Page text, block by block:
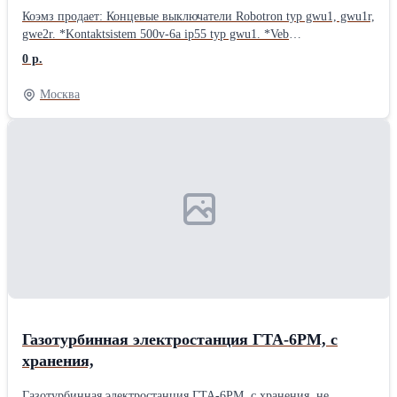
Коэмз продает: Концевые выключатели Robotron typ gwu1, gwu1r,
gwe2r. *Kontaktsistem 500v-6a ip55 typ gwu1. *Veb
elektroschalgerate 500v 6a~ip55 leipzig DDR typ gwu1r. *Veb
elektroschalgerate leipzig DDR 500v 6a~ip55 typ gwe2r.
*Kontaktsystem typ gwe2r 500v 6a~ip55. Производитель:
KONTAKT SISTEM. Made in DDR. Подробности по телефону
или на сайте:
0 р.
Москва
Газотурбинная электростанция ГТА-6РМ, с
хранения,